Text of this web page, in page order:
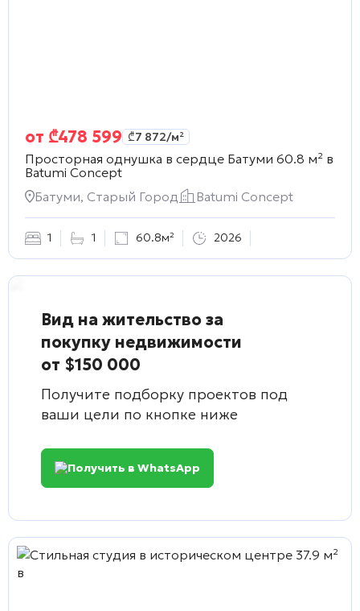
от ₾478 599 ₾7 872/м²
Просторная однушка в сердце Батуми 60.8 м² в
Batumi Concept
Батуми, Старый Город
Batumi Concept
1 1 60.8м² 2026
Вид на жительство за
покупку недвижимости
от $150 000
Получите подборку проектов под
ваши цели по кнопке ниже
Получить в WhatsApp